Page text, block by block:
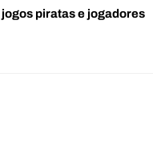
piratas e jogadores